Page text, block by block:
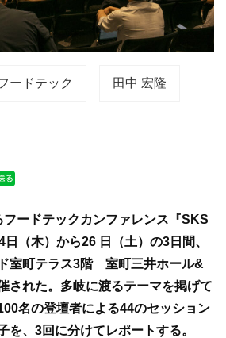
ードテック 田中 宏隆
ードテックカンファレンス『SKS
（木）から26 日（土）の3日間、
室町テラス3階 室町三井ホール&
された。多岐に渡るテーマを掲げて
名の登壇者による44のセッション
を、3回に分けてレポートする。